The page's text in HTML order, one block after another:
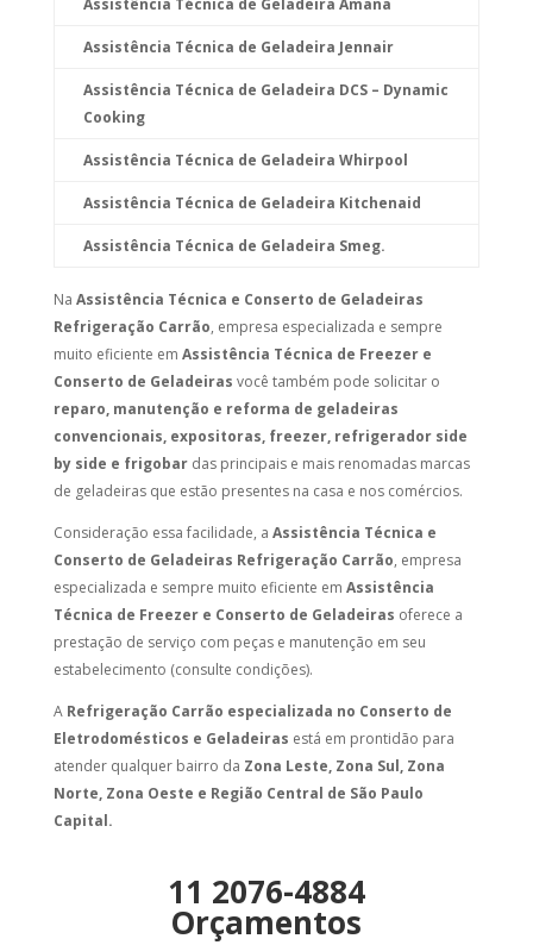
Assistência Técnica de Geladeira Jennair
Assistência Técnica de Geladeira DCS – Dynamic
Cooking
Assistência Técnica de Geladeira Whirpool
Assistência Técnica de Geladeira Kitchenaid
Assistência Técnica de Geladeira Smeg.
Na Assistência Técnica e Conserto de Geladeiras
Refrigeração Carrão, empresa especializada e sempre
muito eficiente em Assistência Técnica de Freezer e
Conserto de Geladeiras você também pode solicitar o
reparo, manutenção e reforma de geladeiras
convencionais, expositoras, freezer, refrigerador side
by side e frigobardas principais e mais renomadas marcas
de geladeiras que estão presentes na casa e nos comércios.
Consideração essa facilidade, a Assistência Técnica e
Conserto de Geladeiras Refrigeração Carrão, empresa
especializada e sempre muito eficiente em Assistência
Técnica de Freezer e Conserto de Geladeiras oferece a
prestação de serviço com peças e manutenção em seu
estabelecimento (consulte condições).
A Refrigeração Carrão especializada no Conserto de
Eletrodomésticos e Geladeiras está em prontidão para
atender qualquer bairro da Zona Leste, Zona Sul, Zona
Norte, Zona Oeste e Região Central de São Paulo
Capital.
11 2076-4884
Orçamentos